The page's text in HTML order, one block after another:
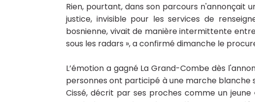
Rien, pourtant, dans son parcours n'annonçait
justice, invisible pour les services de
bosnienne, vivait de manière intermittente
sous les radars », a confirmé dimanche le
L’émotion a gagné La Grand-Combe dès
personnes ont participé à une marche blanche
Cissé, décrit par ses proches comme un